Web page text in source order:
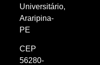
Universitário,
Araripina-
PE
CEP
56280-